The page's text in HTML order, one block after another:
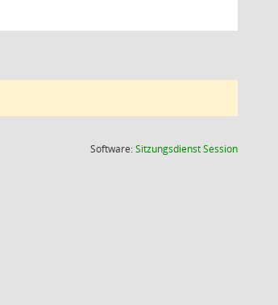
Software:SitzungsdienstSession(Wird in